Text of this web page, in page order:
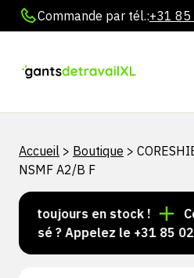
Commande par tél.:+31
Accueil > Boutique >
NSMF A2/B F
toujours en stock !
? Appelez le +31 85 024